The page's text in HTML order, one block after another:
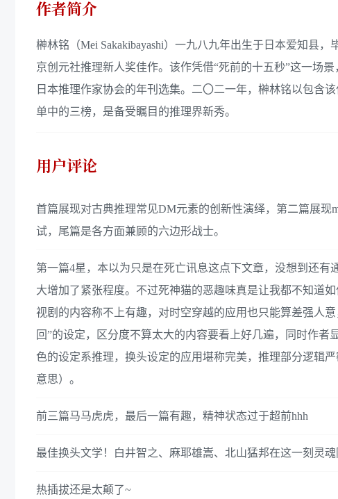
作者简介
榊林铭（Mei Sakakibayashi）一九八九年出生于日本爱知县
京创元社推理新人奖佳作。该作凭借“死前的十五秒”这一场
日本推理作家协会的年刊选集。二〇二一年，榊林铭以包含
单中的三榜，是备受瞩目的推理界新秀。
用户评论
首篇展现对古典推理常见DM元素的创新性演绎，第二篇展现
试，尾篇是各方面兼顾的六边形战士。
第一篇4星，本以为只是在死亡讯息这点下文章，没想到还
大增加了紧张程度。不过死神猫的恶趣味真是让我都不知道
视剧的内容称不上有趣，对时空穿越的应用也只能算差强人
回”的设定，区分度不算太大的内容要看上好几遍，同时作
色的设定系推理，换头设定的应用堪称完美，推理部分逻辑
意思）。
前三篇马马虎虎，最后一篇有趣，精神状态过于超前hhh
最佳换头文学！白井智之、麻耶雄嵩、北山猛邦在这一刻灵魂
热插拔还是太颠了~